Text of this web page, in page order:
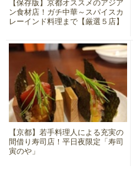
【保存版】京都オススメのアジア
ン食材店！ガチ中華～スパイスカ
レーインド料理まで【厳選５店】
【京都】若手料理人による充実の
間借り寿司店！平日夜限定「寿司
寅のや」